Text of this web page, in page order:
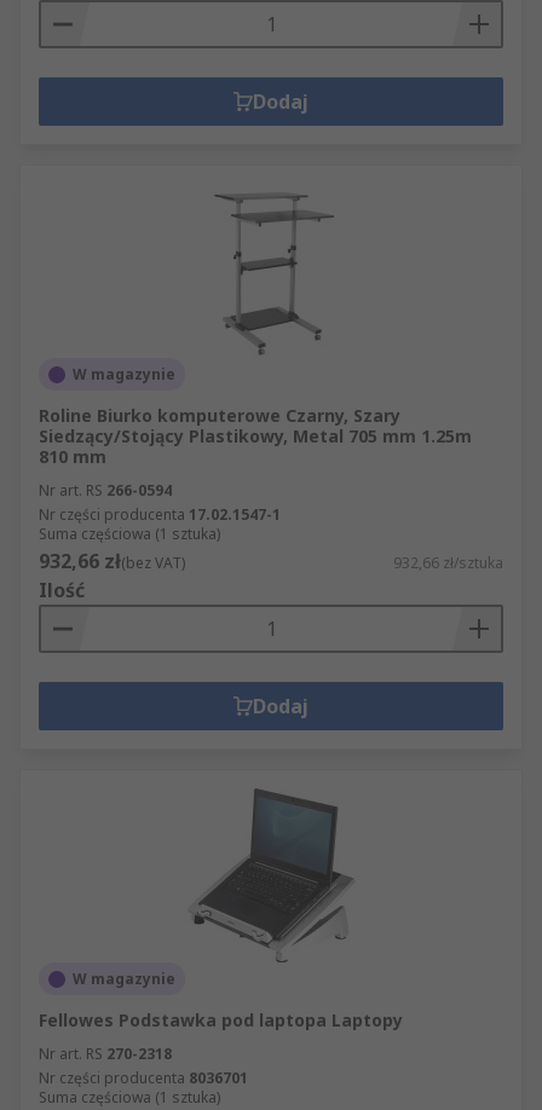
Dodaj
W magazynie
Roline Biurko komputerowe Czarny, Szary
Siedzący/Stojący Plastikowy, Metal 705 mm 1.25m
810 mm
Nr art. RS 266-0594
Nr części producenta 17.02.1547-1
Suma częściowa (1 sztuka)
932,66 zł(bez VAT) 932,66 zł/sztuka
Ilość
Dodaj
W magazynie
Fellowes Podstawka pod laptopa Laptopy
Nr art. RS 270-2318
Nr części producenta 8036701
Suma częściowa (1 sztuka)